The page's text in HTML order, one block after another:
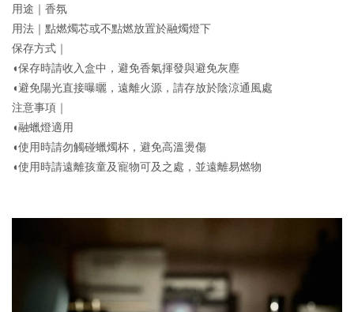
用途｜香氛
用法｜點燃燭芯或不點燃放置於融燭燈下
保存方式｜
◖保存時請收入盒中，避免香氣揮發與避免灰塵
◖避免陽光直接曝曬，遠離火源，請存放於陰涼通風處
注意事項｜
◖融蠟燈適用
◖使用時請勿觸碰蠟燭杯，避免高溫燙傷
◖使用時請遠離孩童及寵物可及之處，並遠離易燃物